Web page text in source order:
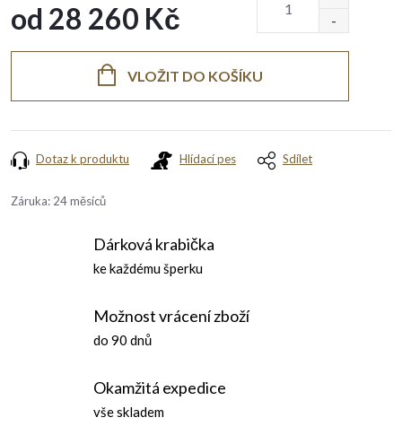
od 28 260 Kč
VLOŽIT DO KOŠÍKU
Dotaz k produktu Hlídací pes Sdílet
Záruka: 24 měsíců
Dárková krabička
ke každému šperku
Možnost vrácení zboží
do 90 dnů
Okamžitá expedice
vše skladem